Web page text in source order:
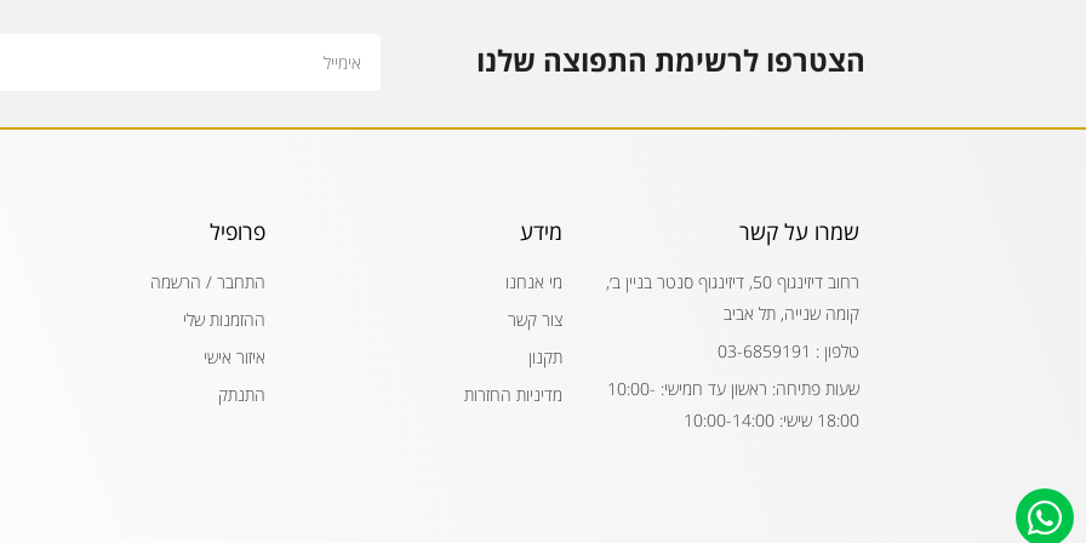
הצטרפו לרשימת התפוצה שלנו
שמרו על קשר
רחוב דיזינגוף 50, דיזינגוף סנטר בניין ב׳,
קומה שנייה, תל אביב
טלפון : 03-6859191
שעות פתיחה: ראשון עד חמישי: 10:00-
18:00 שישי: 10:00-14:00
מידע
מי אנחנו
צור קשר
תקנון
מדיניות החזרות
פרופיל
התחבר / הרשמה
ההזמנות שלי
איזור אישי
התנתק